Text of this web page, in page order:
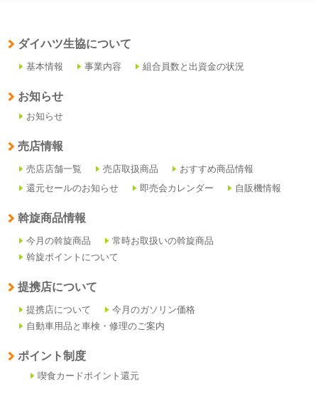
ダイハツ生協について
基本情報 事業内容 組合員数と出資金の状況
お知らせ
お知らせ
売店情報
売店店舗一覧 売店取扱商品
おすすめ商品情報
還元セールのお知らせ
即売会カレンダー 自販機情報
斡旋商品情報
今月の斡旋商品
常時お取扱いの斡旋商品
斡旋ポイントについて
提携店について
提携店について
今月のガソリン価格
自動車用品と車検・修理のご案内
ポイント制度
喫食カードポイント還元